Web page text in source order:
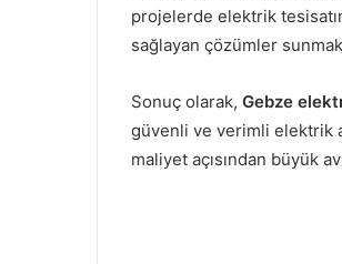
projelerde elektrik
sağlayan çözümler
Sonuç olarak, Gebze
güvenli ve verimli elektrik
maliyet açısından büyük